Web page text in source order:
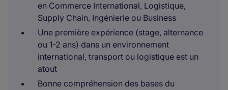
en Commerce International, Logistique,
Supply Chain, Ingénierie ou Business
Une première expérience (stage, alternance
ou 1-2 ans) dans un environnement
international, transport ou logistique est un
atout
Bonne compréhension des bases du